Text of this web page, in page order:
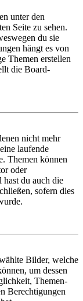
unter den
Seite zu sehen.
du sie
hängt es von
Themen erstellen
die Board-
nicht mehr
laufende
Themen können
oder
du auch die
sofern dies
Bilder, welche
um dessen
Themen-
Berechtigungen